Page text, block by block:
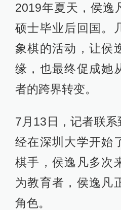
2019年夏天，侯逸
硕士毕业后回国。
象棋的活动，让侯
缘，也最终促成她
者的跨界转变。
7月13日，记者联
经在深圳大学开始
棋手，侯逸凡多次
为教育者，侯逸凡
角色。